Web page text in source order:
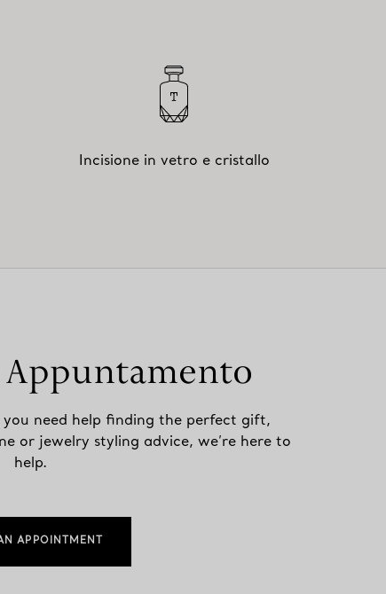
Incisione in vetro e cristallo
need help finding the perfect gift,
or jewelry styling advice, we’re here to
help.
APPOINTMENT